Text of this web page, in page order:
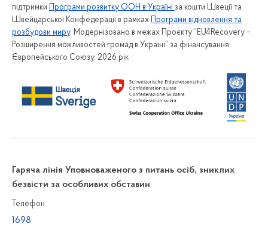
підтримки
Програми розвитку ООН в Україні за кошти Швеції та
Швейцарської Конфедерації в рамках
Програми відновлення та
розбудови миру. Модернізовано в межах Проєкту “EU4Recovery –
Розширення можливостей громад в Україні” за фінансування
Європейського Союзу. 2026 рік
Гаряча лінія Уповноваженого з питань осіб, зниклих
безвісти за особливих обставин
Телефон
1698